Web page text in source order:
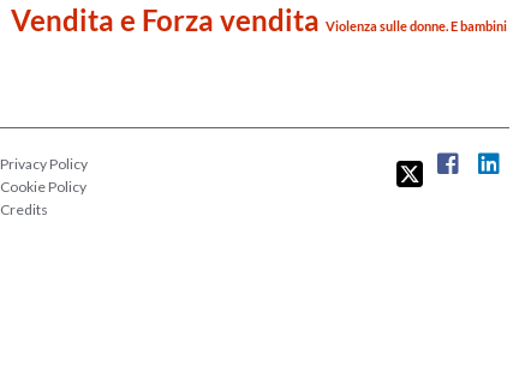
Vendita e Forza vendita Violenza sulle donne. E bambini
Privacy Policy
Cookie Policy
Credits